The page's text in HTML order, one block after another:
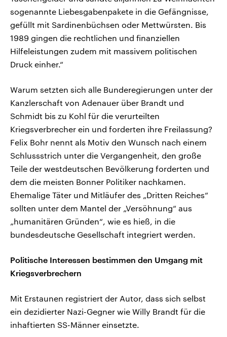
sogenannte Liebesgabenpakete in die Gefängnisse,
gefüllt mit Sardinenbüchsen oder Mettwürsten. Bis
1989 gingen die rechtlichen und finanziellen
Hilfeleistungen zudem mit massivem politischen
Druck einher.“
Warum setzten sich alle Bunderegierungen unter der
Kanzlerschaft von Adenauer über Brandt und
Schmidt bis zu Kohl für die verurteilten
Kriegsverbrecher ein und forderten ihre Freilassung?
Felix Bohr nennt als Motiv den Wunsch nach einem
Schlussstrich unter die Vergangenheit, den große
Teile der westdeutschen Bevölkerung forderten und
dem die meisten Bonner Politiker nachkamen.
Ehemalige Täter und Mitläufer des „Dritten Reiches“
sollten unter dem Mantel der „Versöhnung“ aus
„humanitären Gründen“, wie es hieß, in die
bundesdeutsche Gesellschaft integriert werden.
Politische Interessen bestimmen den Umgang mit
Kriegsverbrechern
Mit Erstaunen registriert der Autor, dass sich selbst
ein dezidierter Nazi-Gegner wie Willy Brandt für die
inhaftierten SS-Männer einsetzte.